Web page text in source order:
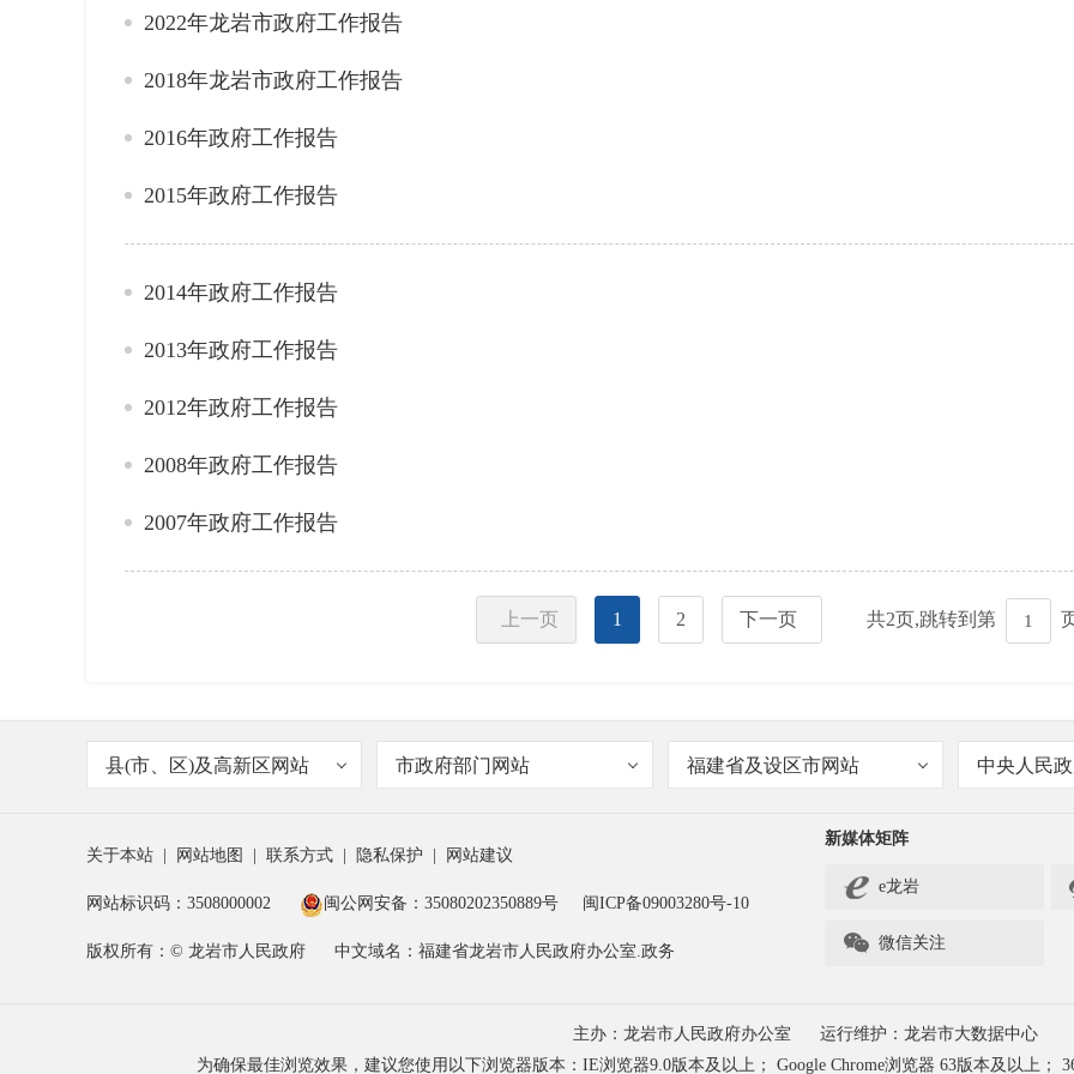
2022年龙岩市政府工作报告
2018年龙岩市政府工作报告
2016年政府工作报告
2015年政府工作报告
2014年政府工作报告
2013年政府工作报告
2012年政府工作报告
2008年政府工作报告
2007年政府工作报告
上一页 1 2 下一页 共2页,跳转到第
县(市、区)及高新区网站 市政府部门网站 福建省及设区市网站 中央人民
关于本站 网站地图 联系方式 隐私保护 网站建议
网站标识码：3508000002 闽公网安备：35080202350889号 闽ICP备09003280号-10
版权所有：© 龙岩市人民政府 中文域名：福建省龙岩市人民政府办公室.政务
新媒体矩阵
e龙岩
 微信关注
主办：龙岩市人民政府办公室
运行维护：龙岩市大数据中心
为确保最佳浏览效果，建议您使用以下浏览器版本：IE浏览器9.0版本及以上； Google Chrome浏览器 63版本及以上；